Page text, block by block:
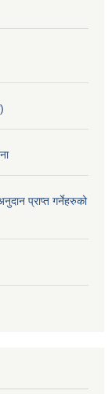
प्राप्त गर्नेहरुको